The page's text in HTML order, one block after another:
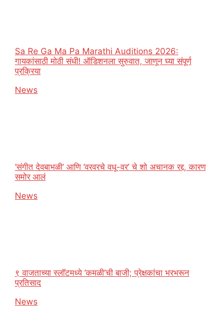
Sa Re Ga Ma Pa Marathi Auditions 2026:
गायकांसाठी मोठी संधी! ऑडिशनला सुरुवात, जाणून घ्या संपूर्ण
प्रक्रिया
In relation to
News
‘संगीत देवबाभळी’ आणि ‘वरवरचे वधू-वर’ चे शो अचानक रद्द, कारण
समोर आलं
In relation to
News
९ वाजताच्या स्लॉटमध्ये ‘कमळी’ची बाजी; प्रेक्षकांचा भरभरून
प्रतिसाद
In relation to
News